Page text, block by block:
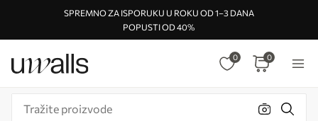
SPREMNO ZA ISPORUKU U ROKU OD 1–3 DANA
POPUSTI OD 40%
0 0